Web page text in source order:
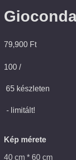
79,900 Ft
100 /
65 készleten
- limitált!
Kép mérete
40 cm * 60 cm